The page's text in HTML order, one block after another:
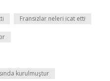
Fransızlar neleri icat etti
kurulmuştur